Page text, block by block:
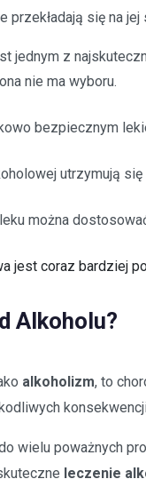
przekładają się na
jednym z
nie ma wyboru.
bezpiecznym
utrzymują
można
jest coraz bardziej
Alkoholu?
alkoholizm, to
wielu poważnych
leczenie